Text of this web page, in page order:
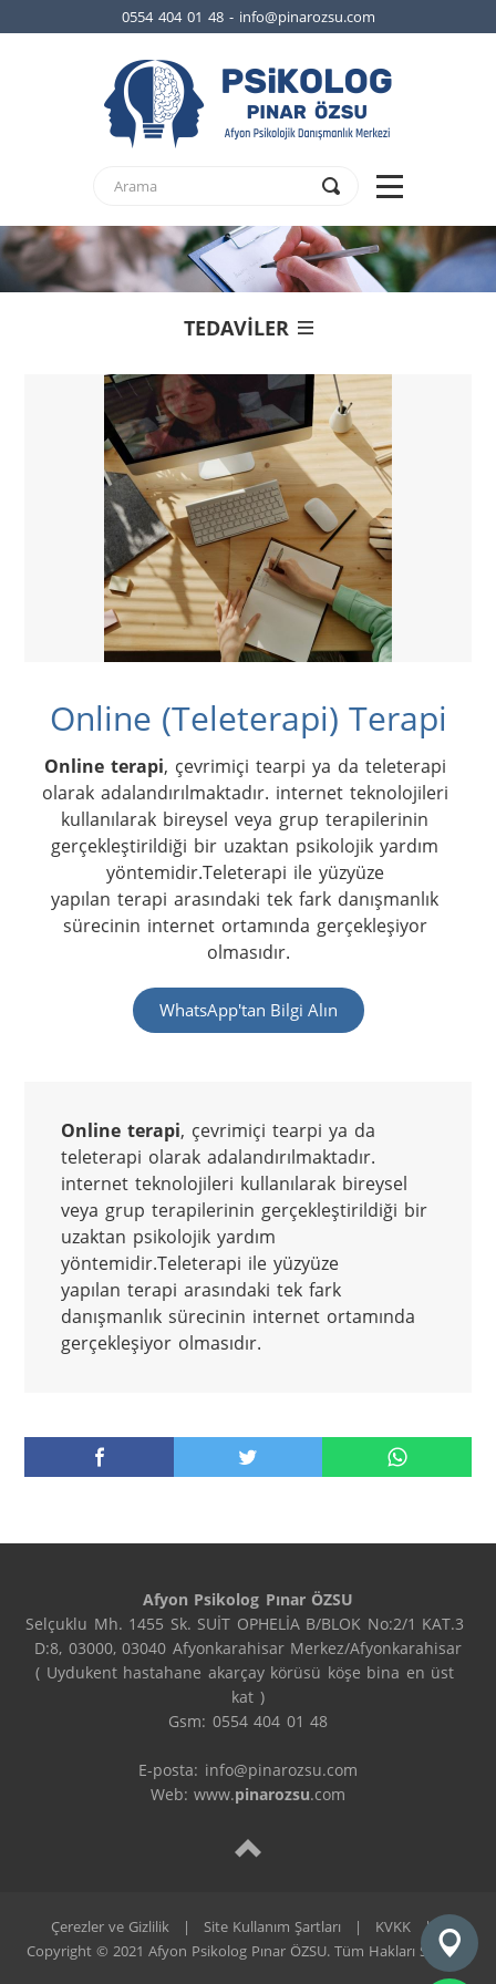
0554 404 01 48 - info@pinarozsu.com
TEDAVİLER
Online (Teleterapi) Terapi
Online terapi, çevrimiçi tearpi ya da teleterapi
olarak adalandırılmaktadır. internet teknolojileri
kullanılarak bireysel veya grup terapilerinin
gerçekleştirildiği bir uzaktan psikolojik yardım
yöntemidir.Teleterapi ile yüzyüze
yapılan terapi arasındaki tek fark danışmanlık
sürecinin internet ortamında gerçekleşiyor
olmasıdır.
WhatsApp'tan Bilgi Alın
Online terapi, çevrimiçi tearpi ya da
teleterapi olarak adalandırılmaktadır.
internet teknolojileri kullanılarak bireysel
veya grup terapilerinin gerçekleştirildiği bir
uzaktan psikolojik yardım
yöntemidir.Teleterapi ile yüzyüze
yapılan terapi arasındaki tek fark
danışmanlık sürecinin internet ortamında
gerçekleşiyor olmasıdır.
Afyon Psikolog Pınar ÖZSU
Selçuklu Mh. 1455 Sk. SUİT OPHELİA B/BLOK No:2/1 KAT.3
D:8, 03000, 03040 Afyonkarahisar Merkez/Afyonkarahisar
( Uydukent hastahane akarçay körüsü köşe bina en üst
kat )
Gsm: 0554 404 01 48
E-posta: info@pinarozsu.com
Web: www.pinarozsu.com
Çerezler ve Gizlilik | Site Kullanım Şartları | KVKK
|
Copyright © 2021 Afyon Psikolog Pınar ÖZSU. Tüm Hakları Saklıdır.